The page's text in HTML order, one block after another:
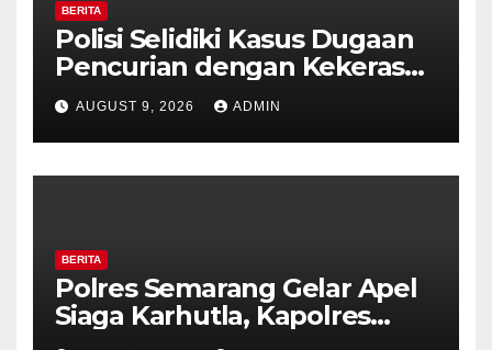
BERITA
Polisi Selidiki Kasus Dugaan
Pencurian dengan Kekerasan
di Counter HP Royal Phone
Ambarawa.
AUGUST 9, 2026 ADMIN
BERITA
Polres Semarang Gelar Apel
Siaga Karhutla, Kapolres
Tekankan Sinergi dan